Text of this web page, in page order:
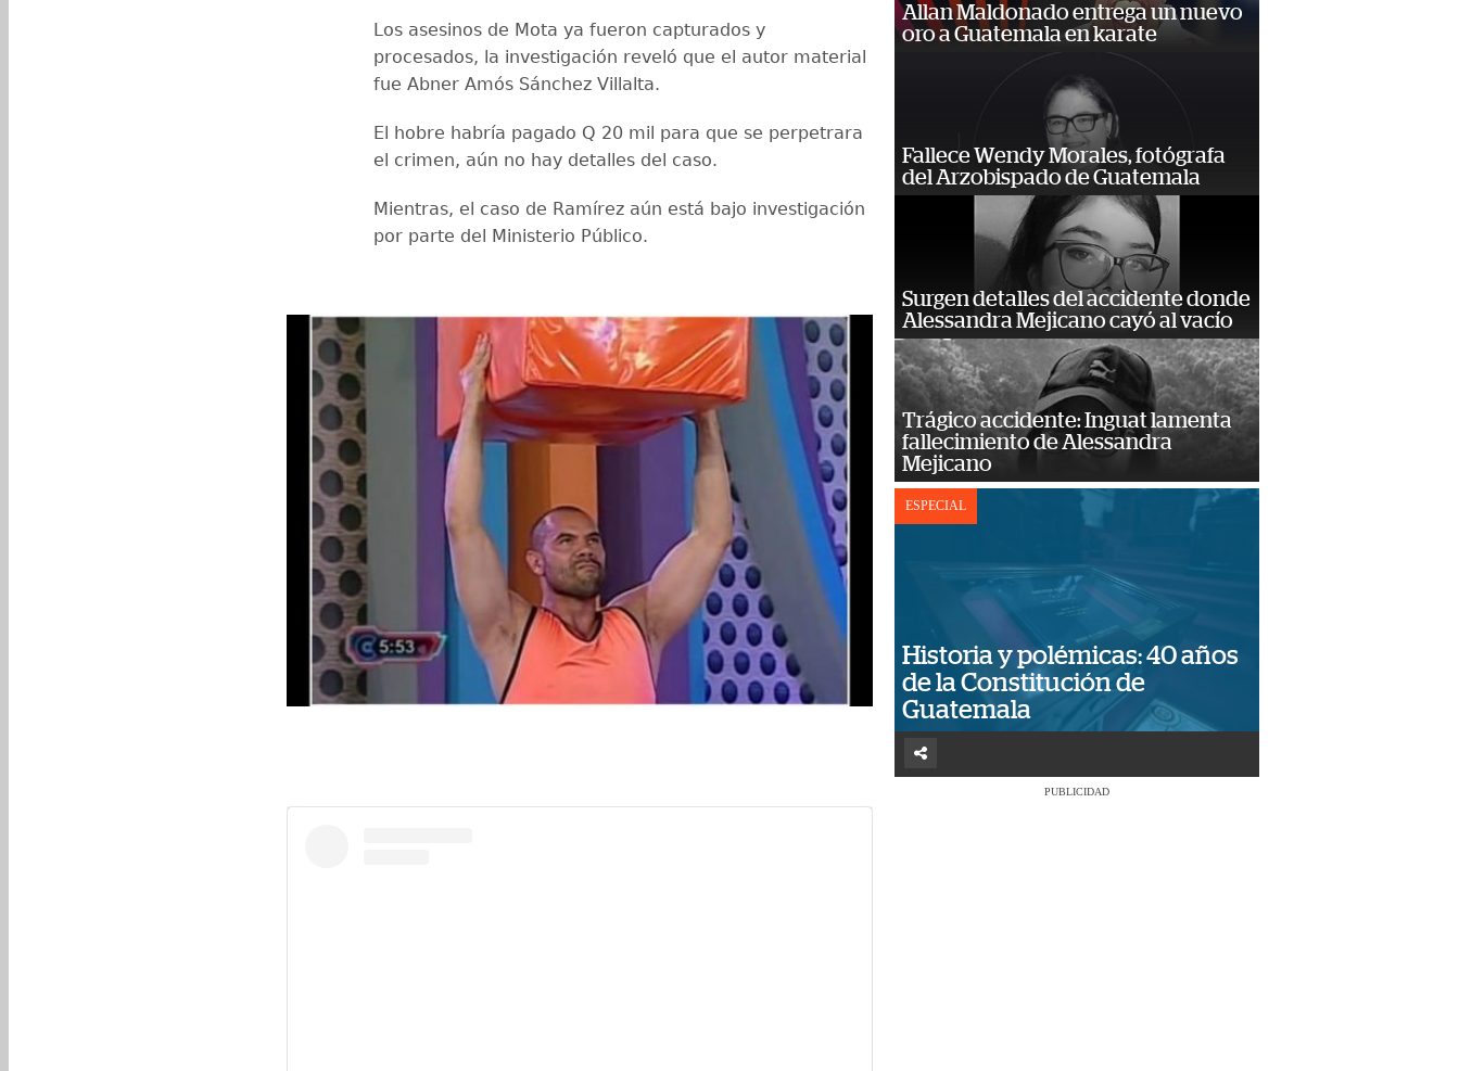
Los asesinos de Mota ya fueron capturados y
procesados, la investigación reveló que el autor material
fue Abner Amós Sánchez Villalta.
El hobre habría pagado Q 20 mil para que se perpetrara
el crimen, aún no hay detalles del caso.
Mientras, el caso de Ramírez aún está bajo investigación
por parte del Ministerio Público.
Allan Maldonado entrega un nuevo
oro a Guatemala en karate
Fallece Wendy Morales, fotógrafa
del Arzobispado de Guatemala
Surgen detalles del accidente donde
Alessandra Mejicano cayó al vacío
Trágico accidente: Inguat lamenta
fallecimiento de Alessandra
Mejicano
ESPECIAL
Historia y polémicas: 40 años
de la Constitución de
Guatemala
PUBLICIDAD